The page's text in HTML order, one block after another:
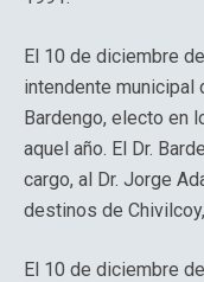
El 10 de diciembre
intendente municipal
Bardengo, electo en
aquel año. El Dr.
cargo, al Dr. Jorge
destinos de
El 10 de diciembre